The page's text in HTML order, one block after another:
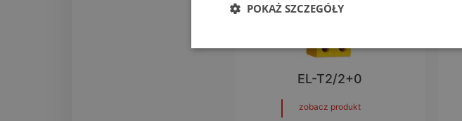
EL-T2/2+0
zobacz produkt
POKAŻ SZCZEGÓŁY